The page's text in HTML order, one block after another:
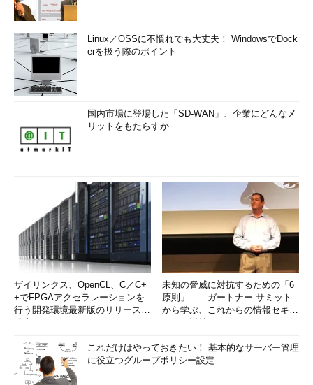
Linux／OSSに不慣れでも大丈夫！ WindowsでDock
erを扱う際のポイント
国内市場に登場した「SD-WAN」、企業にどんなメ
リットをもたらすか
ザイリンクス、OpenCL、C／C+
+でFPGAアクセラレーションを
行う開発環境最新版のリリースを
未知の脅威に対抗するための「6
原則」――ガートナー サミット
から学ぶ、これからの情報セキュ
これだけはやっておきたい！ 基本的なサーバー管理
に役立つグループポリシー設定